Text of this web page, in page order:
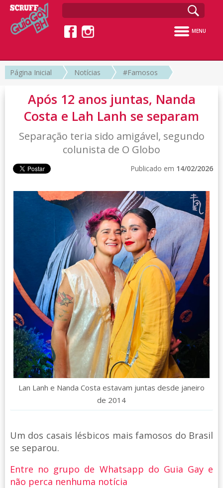
MENU
Página Inicial Notícias #Famosos
Após 12 anos juntas, Nanda
Costa e Lah Lanh se separam
Separação teria sido amigável, segundo
colunista de O Globo
Publicado em 14/02/2026
Lan Lanh e Nanda Costa estavam juntas desde janeiro
de 2014
Um dos casais lésbicos mais famosos do Brasil
se separou.
Entre no grupo de Whatsapp do Guia Gay e
não perca nenhuma notícia